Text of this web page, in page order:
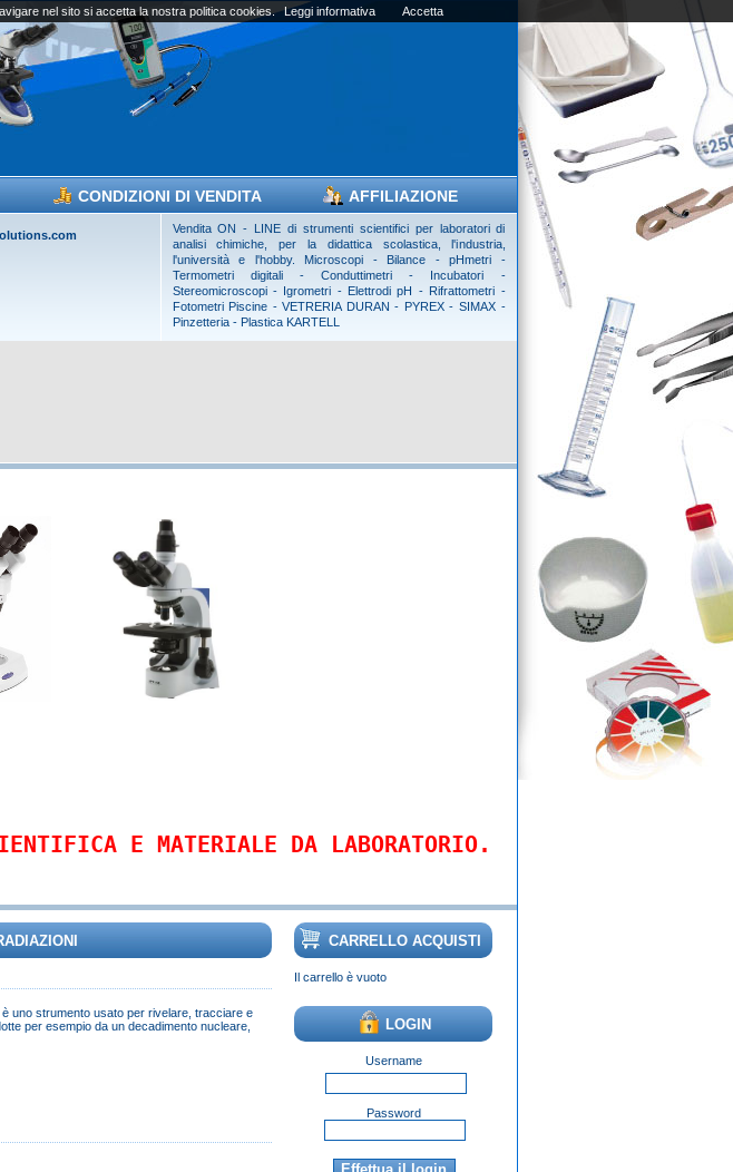
CONDIZIONI DI VENDITA AFFILIAZIONE
Vendita ON - LINE di strumenti scientifici per laboratori di
analisi chimiche, per la didattica scolastica, l'industria,
l'università e l'hobby. Microscopi - Bilance - pHmetri -
Termometri digitali - Conduttimetri - Incubatori -
Stereomicroscopi - Igrometri - Elettrodi pH - Rifrattometri -
Fotometri Piscine - VETRERIA DURAN - PYREX - SIMAX -
Pinzetteria - Plastica KARTELL
E MATERIALE DA LABORATORIO.
uno strumento usato per rivelare, tracciare e
per esempio da un decadimento nucleare,
CARRELLO ACQUISTI
Il carrello è vuoto
LOGIN
Username
Password
nel sito si accetta la nostra politica cookies. Leggi informativa Accetta